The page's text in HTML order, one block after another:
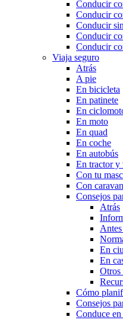
Conducir
Conducir
Conducir
Conducir
Conducir
Viaja seguro
Atrás
A pie
En bicicleta
En patinete
En
En moto
En quad
En coche
En autobús
En tractor y
Con tu
Con
Consejos
Atrás
En
En
Otros
Cómo
Consejos
Conduce